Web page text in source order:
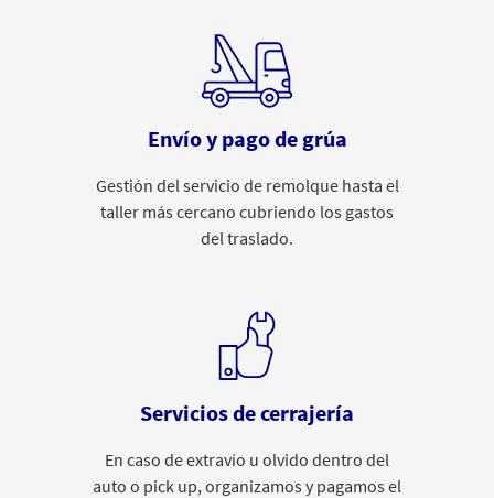
Envío y pago de grúa
Gestión del servicio de remolque hasta el
taller más cercano cubriendo los gastos
del traslado.
Servicios de cerrajería
En caso de extravío u olvido dentro del
auto o pick up, organizamos y pagamos el